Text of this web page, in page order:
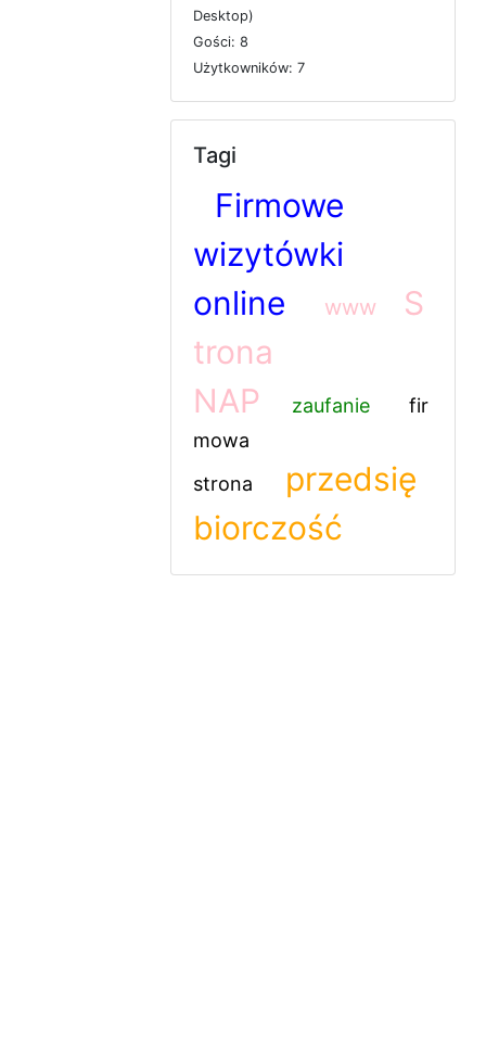
Desktop)
Gości: 8
Użytkowników: 7
Tagi
Firmowe
wizytówki
online
www
S
trona
NAP
zaufanie
fir
mowa
strona
przedsię
biorczość